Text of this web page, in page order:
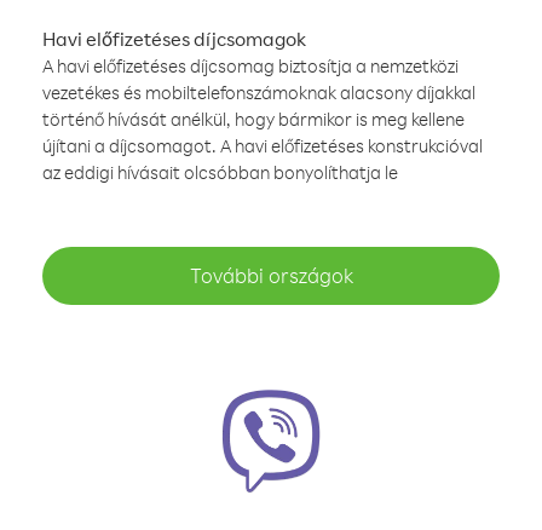
Havi előfizetéses díjcsomagok
A havi előfizetéses díjcsomag biztosítja a nemzetközi
vezetékes és mobiltelefonszámoknak alacsony díjakkal
történő hívását anélkül, hogy bármikor is meg kellene
újítani a díjcsomagot. A havi előfizetéses konstrukcióval
az eddigi hívásait olcsóbban bonyolíthatja le
További országok